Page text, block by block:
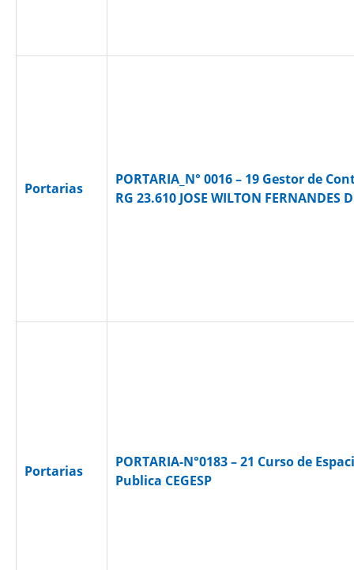
Portarias
PORTARIA_N° 0016 – 19 Gestor de
RG 23.610 JOSE WILTON FERNANDES
Portarias
PORTARIA-N°0183 – 21 Curso de
Publica CEGESP